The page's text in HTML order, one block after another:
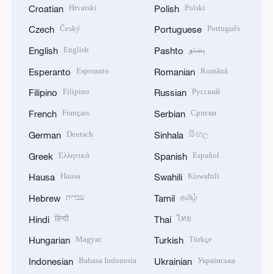
Croatian Hrvatski
Czech Český
English English
Esperanto Esperanto
Filipino Filipino
French Français
German Deutsch
Greek Ελληνικά
Hausa Hausa
Hebrew עברית
Hindi हिन्दी
Hungarian Magyar
Indonesian Bahasa Indonesia
Polish Polski
Portuguese Português
Pashto پښتو
Romanian Română
Russian Русский
Serbian Српски
Sinhala සිංහල
Spanish Español
Swahili Kiswahili
Tamil தமிழ்
Thai ไทย
Turkish Türkçe
Ukrainian Українська